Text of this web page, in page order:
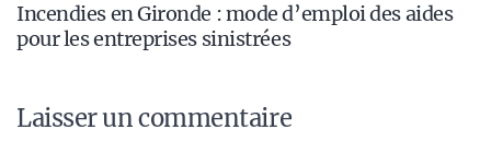
Incendies en Gironde : mode d’emploi des aides
pour les entreprises sinistrées
Laisser un commentaire